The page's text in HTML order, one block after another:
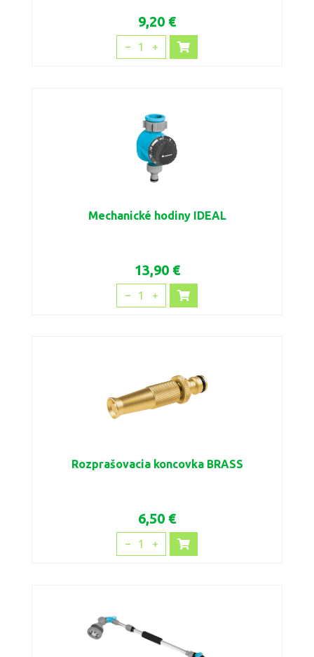
9,20 €
1
Mechanické hodiny IDEAL
13,90 €
1
Rozprašovacia koncovka BRASS
6,50 €
1